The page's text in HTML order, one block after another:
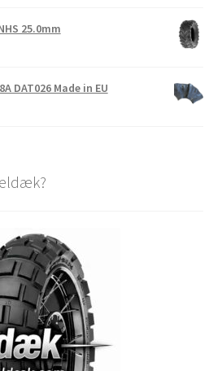
25.0mm
DAT026 Made in EU